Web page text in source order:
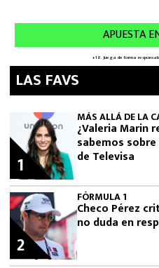
LAS FAVS
MÁS ALLÁ DE LA
¿Valeria Marin
sabemos
de Televisa
1
FÓRMULA 1
Checo Pérez
no duda en
2